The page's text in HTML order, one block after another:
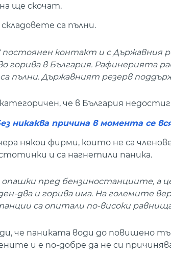
ще скочат.
са пълни.
постоянен контакт и с Държавния
горива в България. Рафинерията
пълни. Държавният резерв
че в България
никаква причина в момента се
някои фирми, които не са
и са нагнетили паника.
пред бензиностанциите, а
два и горива има. На големите
са опитали по-високи
че паниката води до повишено
и е по-добре да не си